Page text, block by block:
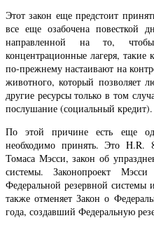
Этот закон еще предстоит
все еще озабочена
направленной на то,
концентрационные лагеря,
по-прежнему настаивают на
животного, который позволяет
другие ресурсы только в том
послушание (социальный кредит).
По этой причине есть еще
необходимо принять. Это H.R.
Томаса Мэсси, закон об
системы. Законопроект
Федеральной резервной
также отменяет Закон о
года, создавший Федеральную